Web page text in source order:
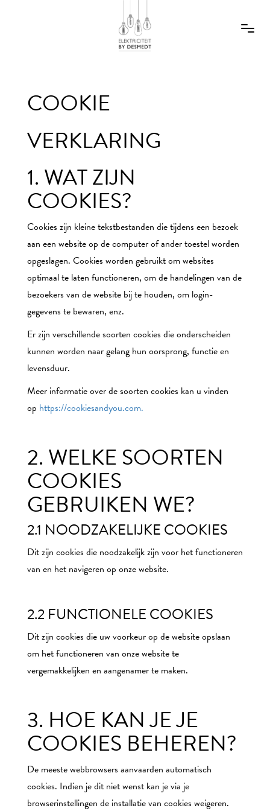
COOKIE
VERKLARING
1. WAT ZIJN
COOKIES?
Cookies zijn kleine tekstbestanden die tijdens een bezoek
aan een website op de computer of ander toestel worden
opgeslagen. Cookies worden gebruikt om websites
optimaal te laten functioneren, om de handelingen van de
bezoekers van de website bij te houden, om login-
gegevens te bewaren, enz.
Er zijn verschillende soorten cookies die onderscheiden
kunnen worden naar gelang hun oorsprong, functie en
levensduur.
Meer informatie over de soorten cookies kan u vinden
op https://cookiesandyou.com.
2. WELKE SOORTEN
COOKIES
GEBRUIKEN WE?
2.1 NOODZAKELIJKE COOKIES
Dit zijn cookies die noodzakelijk zijn voor het functioneren
van en het navigeren op onze website.
2.2 FUNCTIONELE COOKIES
Dit zijn cookies die uw voorkeur op de website opslaan
om het functioneren van onze website te
vergemakkelijken en aangenamer te maken.
3. HOE KAN JE JE
COOKIES BEHEREN?
De meeste webbrowsers aanvaarden automatisch
cookies. Indien je dit niet wenst kan je via je
browserinstellingen de installatie van cookies weigeren.